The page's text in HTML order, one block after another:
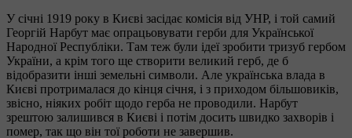
У січні 1919 року в Києві засідає комісія від УНР, і той самий
Георгій Нарбут має опрацьовувати герби для Української
Народної Республіки. Там теж були ідеї зробити тризуб гербом
України, а крім того ще створити великий герб, де б
відобразити інші земельні символи. Але українська влада в
Києві протрималася до кінця січня, і з приходом більшовиків,
звісно, ніяких робіт щодо герба не проводили. Нарбут
зрештою залишився в Києві і потім досить швидко захворів і
помер, так що він тої роботи не завершив.